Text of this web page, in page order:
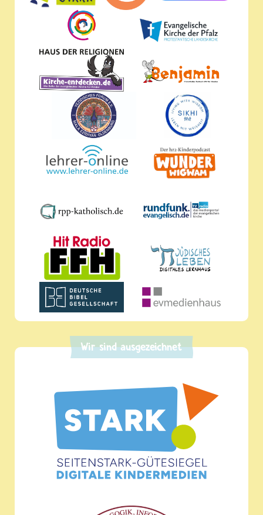
Wir sind ausgezeichnet